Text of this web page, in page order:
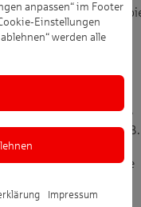
unverschlüsselten
der Vormerkposten,
können diese nun
Kontoumsätzen im
werden. Dies kann die
Weiterverarbeitung z.B.
in einer
Buchhaltungssoftware
indem nur noch
anpassen“ im Footer
Einstellungen
werden alle
Impressum